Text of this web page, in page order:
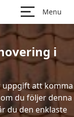
Menu
i
uppgift att komma
du följer denna
du den enklaste